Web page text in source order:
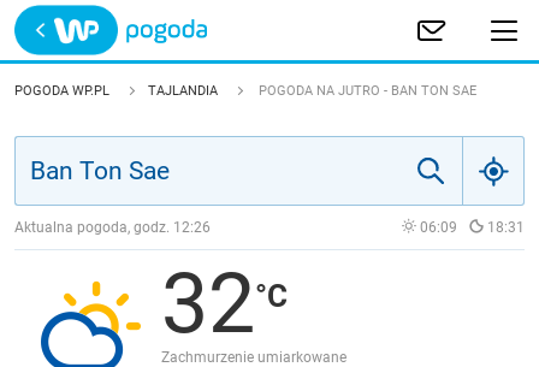
Trwa ładowanie
POLSKA
JAKOŚĆ POWIETRZA
POGODA WP.PL TAJLANDIA POGODA NA JUTRO - BAN TON SAE
Aktualna pogoda, godz. 12:26 06:09 18:31
32
Zachmurzenie umiarkowane